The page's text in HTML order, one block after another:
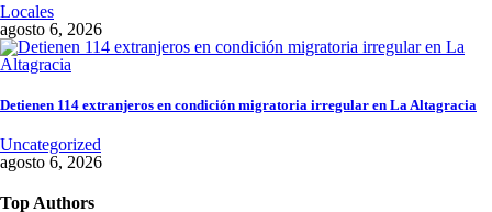
Locales
agosto 6, 2026
Detienen 114 extranjeros en condición migratoria irregular en La Altagracia
Uncategorized
agosto 6, 2026
Top Authors